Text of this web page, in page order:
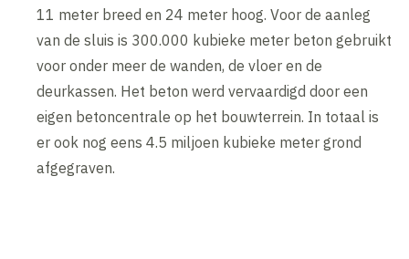
11 meter breed en 24 meter hoog. Voor de aanleg
van de sluis is 300.000 kubieke meter beton gebruikt
voor onder meer de wanden, de vloer en de
deurkassen. Het beton werd vervaardigd door een
eigen betoncentrale op het bouwterrein. In totaal is
er ook nog eens 4.5 miljoen kubieke meter grond
afgegraven.